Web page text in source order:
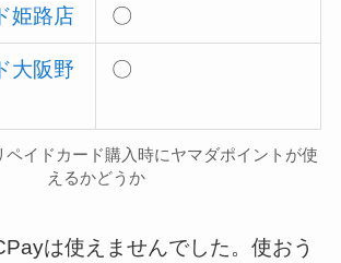
姫路店 〇
大阪野
〇
ペイドカード購入時にヤマダポイントが使
えるかどうか
は使えませんでした。使おう